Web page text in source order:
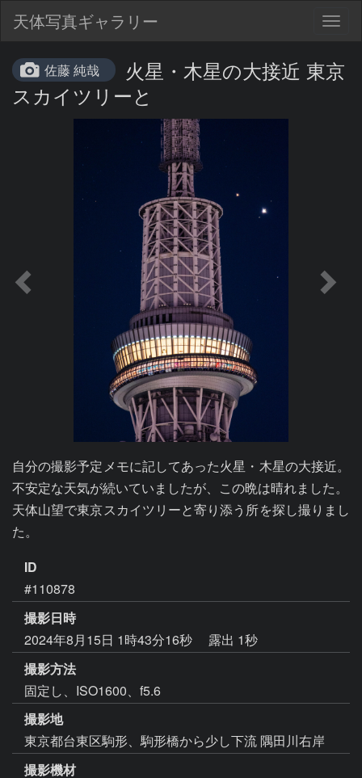
天体写真ギャラリー
佐藤 純哉
火星・木星の大接近 東京
スカイツリーと
自分の撮影予定メモに記してあった火星・木星の大接近。
不安定な天気が続いていましたが、この晩は晴れました。
天体山望で東京スカイツリーと寄り添う所を探し撮りまし
た。
ID
#110878
撮影日時
2024年8月15日 1時43分16秒
露出 1秒
撮影方法
固定し、ISO1600、f5.6
撮影地
東京都台東区駒形、駒形橋から少し下流 隅田川右岸
撮影機材